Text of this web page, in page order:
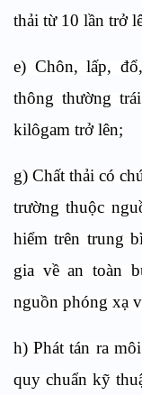
thải từ 10 lần trở
e) Chôn, lấp,
thông thường
kilôgam trở lên;
g) Chất thải có
trường thuộc
hiểm trên trung
gia về an toàn
nguồn phóng xạ
h) Phát tán ra
quy chuẩn kỹ